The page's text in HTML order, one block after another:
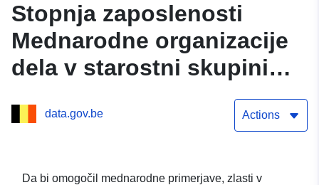
Stopnja zaposlenosti
Mednarodne organizacije
dela v starostni skupini
data.gov.be Actions
Da bi omogočil mednarodne primerjave, zlasti v